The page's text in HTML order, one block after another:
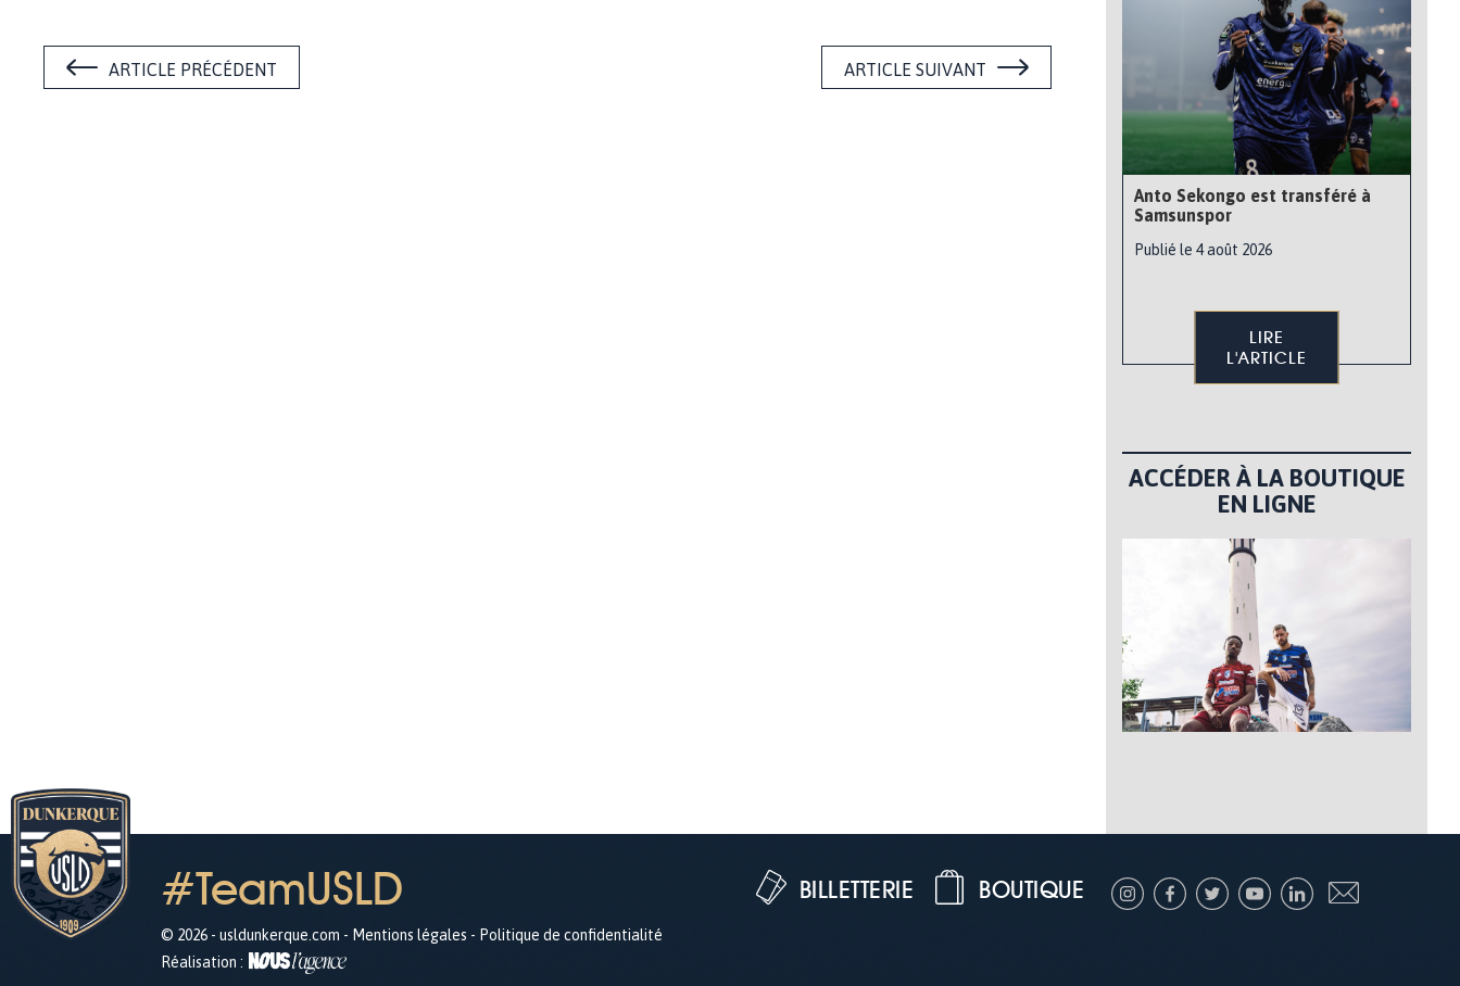
ARTICLE PRÉCÉDENT ARTICLE SUIVANT
Anto Sekongo est transféré à
Samsunspor
Publié le 4 août 2026
LIRE
L'ARTICLE
ACCÉDER À LA BOUTIQUE
EN LIGNE
#TeamUSLD
© 2026 - usldunkerque.com - Mentions légales - Politique de confidentialité
Réalisation :
BOUTIQUE
BILLETTERIE